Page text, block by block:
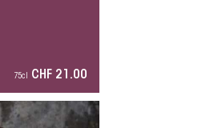
75cl CHF 21.00